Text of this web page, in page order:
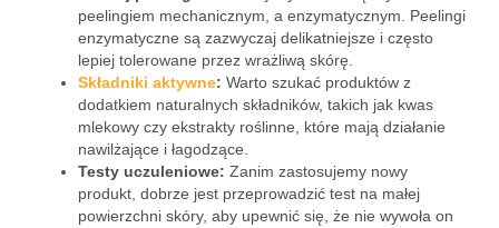
peelingiem mechanicznym, a enzymatycznym. Peelingi
enzymatyczne są zazwyczaj delikatniejsze i często
lepiej tolerowane przez wrażliwą skórę.
Składniki aktywne: Warto szukać produktów z
dodatkiem naturalnych składników, takich jak kwas
mlekowy czy ekstrakty roślinne, które mają działanie
nawilżające i łagodzące.
Testy uczuleniowe: Zanim zastosujemy nowy
produkt, dobrze jest przeprowadzić test na małej
powierzchni skóry, aby upewnić się, że nie wywoła on